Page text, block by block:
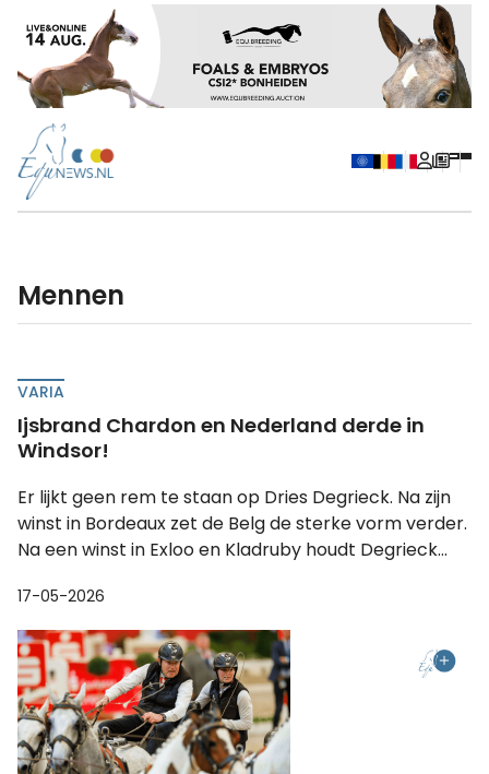
Mennen
VARIA
Ijsbrand Chardon en Nederland derde in
Windsor!
Er lijkt geen rem te staan op Dries Degrieck. Na zijn
winst in Bordeaux zet de Belg de sterke vorm verder.
Na een winst in Exloo en Kladruby houdt Degrieck...
17-05-2026